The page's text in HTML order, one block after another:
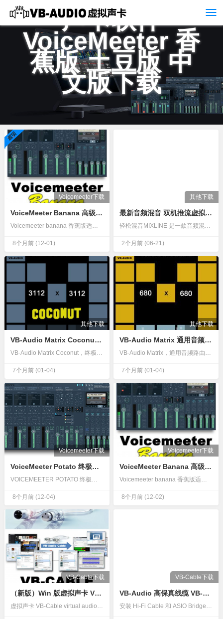
声卡软件
VoiceMeeter 香
蕉版 土豆版 中
文版下载
Voicemeeter下载
VoiceMeeter Banana 高级混音器 香蕉版 中文汉化版
Voicemeeter banana 香蕉版适用于 Windows 的高级虚拟音频设备混音器！高级虚拟音频混合器Voicemeeter 正在彻底改变在 Windows PC 上管理音频的方式。现在可以以一种简单的方式将任何音频源与任何音频应用程序连接和混合，并对音质进行无与伦比的控制。DVD 播放器…
8个月前 (12-01)
其他下载
最新音频混音 双机推流虚拟声卡软件 MIXLINE 官网软件下载
轻松混音MIXLINE 是一款音频混音软件，它能让音频路由、混音和串流过程变得更简单、更轻松--这样你就能在混音中花费更少精力，在重要的地方花费更多精力。拖。混合。监控器拖动并绘制您喜欢的音频路线，只需一个按钮即可监控声音效果，并通过简洁明了的界面将输入连接到多个输出。在一个应用程序中混合流媒体或录…
2个月前 (06-21)
其他下载
VB-Audio Matrix Coconut 终极音频路由器
7个月前 (01-04)
其他下载
VB-Audio Matrix 通用音频矩阵路由器
7个月前 (01-04)
Voicemeeter下载
VoiceMeeter Potato 终极混音器 土豆版英文原版 Voicemeeter 3.1.2.2
8个月前 (12-04)
Voicemeeter下载
VoiceMeeter Banana 高级混音器 香蕉版英文原版 Voicemeeter 2.1.2.2
8个月前 (12-02)
VB-Cable下载
（新版）Win 版虚拟声卡 VB-Cable virtual audio device.
虚拟声卡 VB-Cable virtual audio device.VB-Cable 是一款虚拟音频（虚拟声卡）软件，用作虚拟音频处理。所有输入到VB-Cable 麦克风都被转发到虚拟声卡VB-Cable 扬声器输出。它能像一个真正的声卡一样工作：播放或录制声音。最简单的虚拟声卡 Virtual…
VB-Cable下载
VB-Audio 高保真线缆 VB-Audio Hi-Fi Cable
安装 Hi-Fi Cable 和 ASIO Bridge。HIFI-CABLE 驱动程序是一个虚拟音频设备，在音频设备列表中以金色 RCA 连接器图标显示。HIFI-CABLE 的工作方式与 VB-CABLE 类似，但需要将其输入和输出配置为相同的采样率。HI-FI Cable 支持比特完美传输，最…